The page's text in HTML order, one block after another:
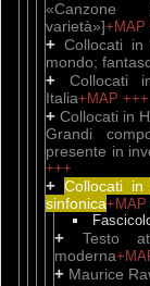
«Canzone
varietà»]+MAP
+ Collocati
mondo;
+ Collocati
Italia+MAP +++
+Collocati in
Grandi
presente in
+++
+Collocati
sinfonica+MAP
+ Testo
moderna
+ Maurice